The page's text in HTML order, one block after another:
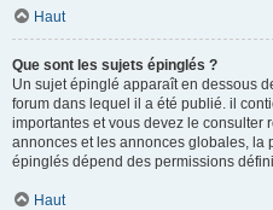
Haut
Que sont les sujets épinglés ?
Un sujet épinglé apparaît en dessous
forum dans lequel il a été publié. il
importantes et vous devez le consulter
annonces et les annonces globales, la
épinglés dépend des permissions
Haut